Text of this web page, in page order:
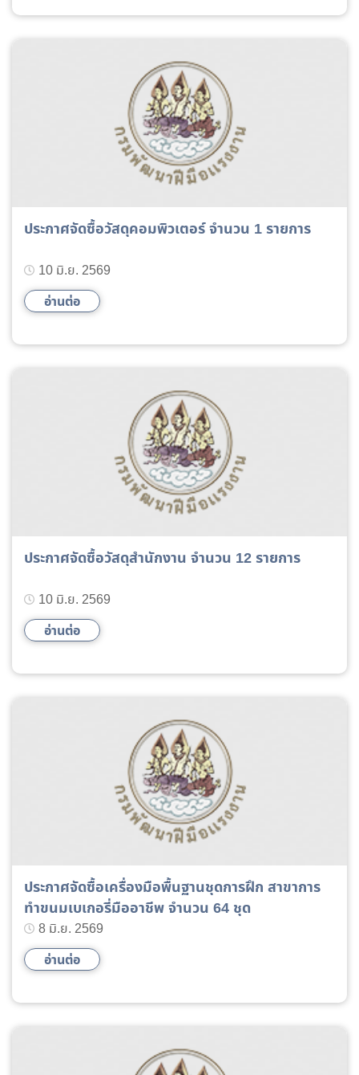
ประกาศจัดซื้อวัสดุคอมพิวเตอร์ จำนวน 1 รายการ
10 มิ.ย. 2569
อ่านต่อ
ประกาศจัดซื้อวัสดุสำนักงาน จำนวน 12 รายการ
10 มิ.ย. 2569
อ่านต่อ
ประกาศจัดซื้อเครื่องมือพื้นฐานชุดการฝึก สาขาการ
ทำขนมเบเกอรี่มืออาชีพ จำนวน 64 ชุด
8 มิ.ย. 2569
อ่านต่อ